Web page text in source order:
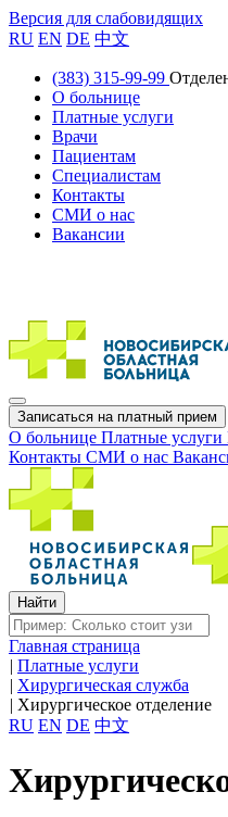
Версия для слабовидящих
RU EN DE 中文
(383) 315-99-99
О больнице
Платные услуги
Врачи
Пациентам
Специалистам
Контакты
СМИ о нас
Вакансии
Записаться на платный прием
О больнице Платные услуги
Контакты СМИ о нас
Главная страница
| Платные услуги
| Хирургическая служба
| Хирургическое отделение
RU EN DE 中文